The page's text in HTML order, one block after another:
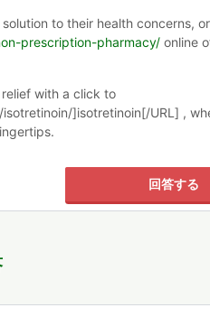
to their health concerns,
prescription-pharmacy/ online
with a click to
]isotretinoin[/URL] ,
回答する